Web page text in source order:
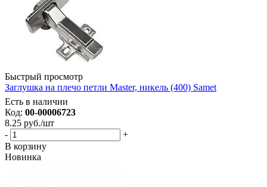
Быстрый просмотр
Заглушка на плечо петли Master, никель (400) Samet
Есть в наличии
Код: 00-00006723
8.25 руб./шт
-
+
В корзину
Новинка